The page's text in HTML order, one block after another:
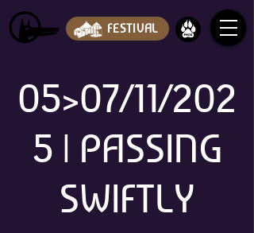
FESTIVAL
05>07/11/202
5 | PASSING
SWIFTLY